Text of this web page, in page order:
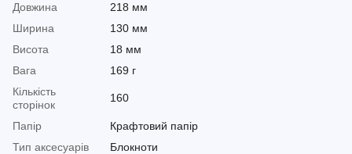
Довжина
218 мм
Ширина
130 мм
Висота
18 мм
Вага
169 г
Кількість
сторінок
160
Папір
Крафтовий папір
Тип аксесуарів
Блокноти